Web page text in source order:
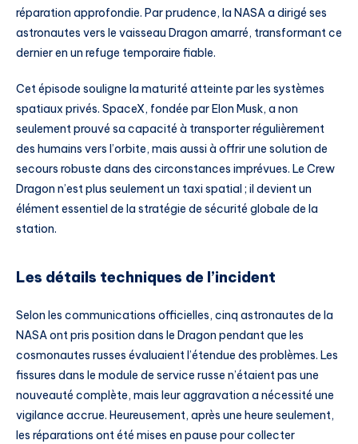
réparation approfondie. Par prudence, la NASA a dirigé ses
astronautes vers le vaisseau Dragon amarré, transformant ce
dernier en un refuge temporaire fiable.
Cet épisode souligne la maturité atteinte par les systèmes
spatiaux privés. SpaceX, fondée par Elon Musk, a non
seulement prouvé sa capacité à transporter régulièrement
des humains vers l’orbite, mais aussi à offrir une solution de
secours robuste dans des circonstances imprévues. Le Crew
Dragon n’est plus seulement un taxi spatial ; il devient un
élément essentiel de la stratégie de sécurité globale de la
station.
Les détails techniques de l’incident
Selon les communications officielles, cinq astronautes de la
NASA ont pris position dans le Dragon pendant que les
cosmonautes russes évaluaient l’étendue des problèmes. Les
fissures dans le module de service russe n’étaient pas une
nouveauté complète, mais leur aggravation a nécessité une
vigilance accrue. Heureusement, après une heure seulement,
les réparations ont été mises en pause pour collecter